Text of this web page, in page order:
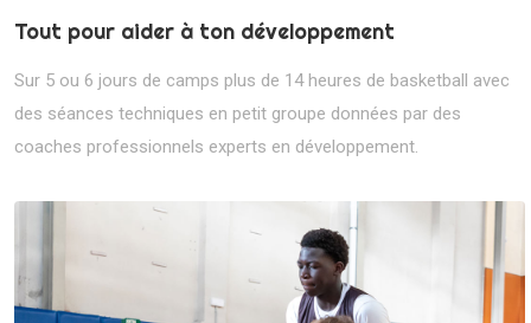
Tout pour aider à ton développement
Sur 5 ou 6 jours de camps plus de 14 heures de basketball avec
des séances techniques en petit groupe données par des
coaches professionnels experts en développement.